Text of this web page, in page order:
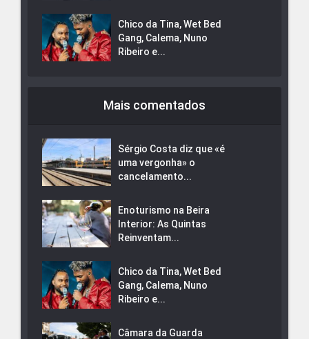
Chico da Tina, Wet Bed
Gang, Calema, Nuno
Ribeiro e...
Mais comentados
Sérgio Costa diz que «é
uma vergonha» o
cancelamento...
Enoturismo na Beira
Interior: As Quintas
Reinventam...
Chico da Tina, Wet Bed
Gang, Calema, Nuno
Ribeiro e...
Câmara da Guarda